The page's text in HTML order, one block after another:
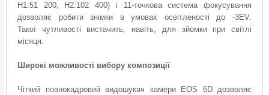
H1:51 200, H2:102 400) і 11-точкова система фокусування
дозволяє робити знімки в умовах освітленості до -3EV.
Такої чутливості вистачить, навіть, для зйомки при світлі
місяця.
Широкі можливості вибору композиції
Чіткий повнокадровий видошукач камери EOS 6D дозволяє